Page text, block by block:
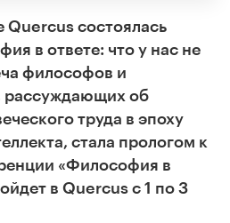
Quercus состоялась
в ответе: что у нас не
философов и
рассуждающих об
труда в эпоху
стала прологом к
«Философия в
в Quercus с 1 по 3